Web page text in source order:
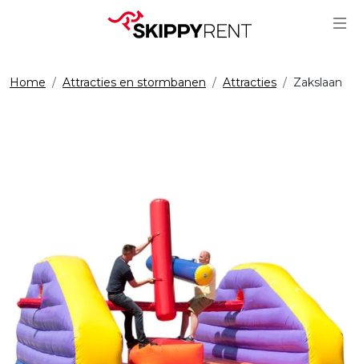
Home Attracties en stormbanen Attracties Zakslaan